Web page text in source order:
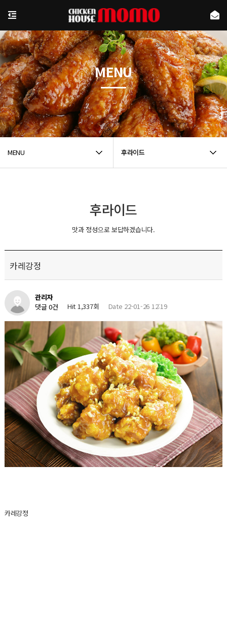
MENU 후라이드
MENU
후라이드
맛과 정성으로 보답하겠습니다.
카레강정
관리자
댓글 0건
Hit 1,337회 Date 22-01-26 12:19
카레강정